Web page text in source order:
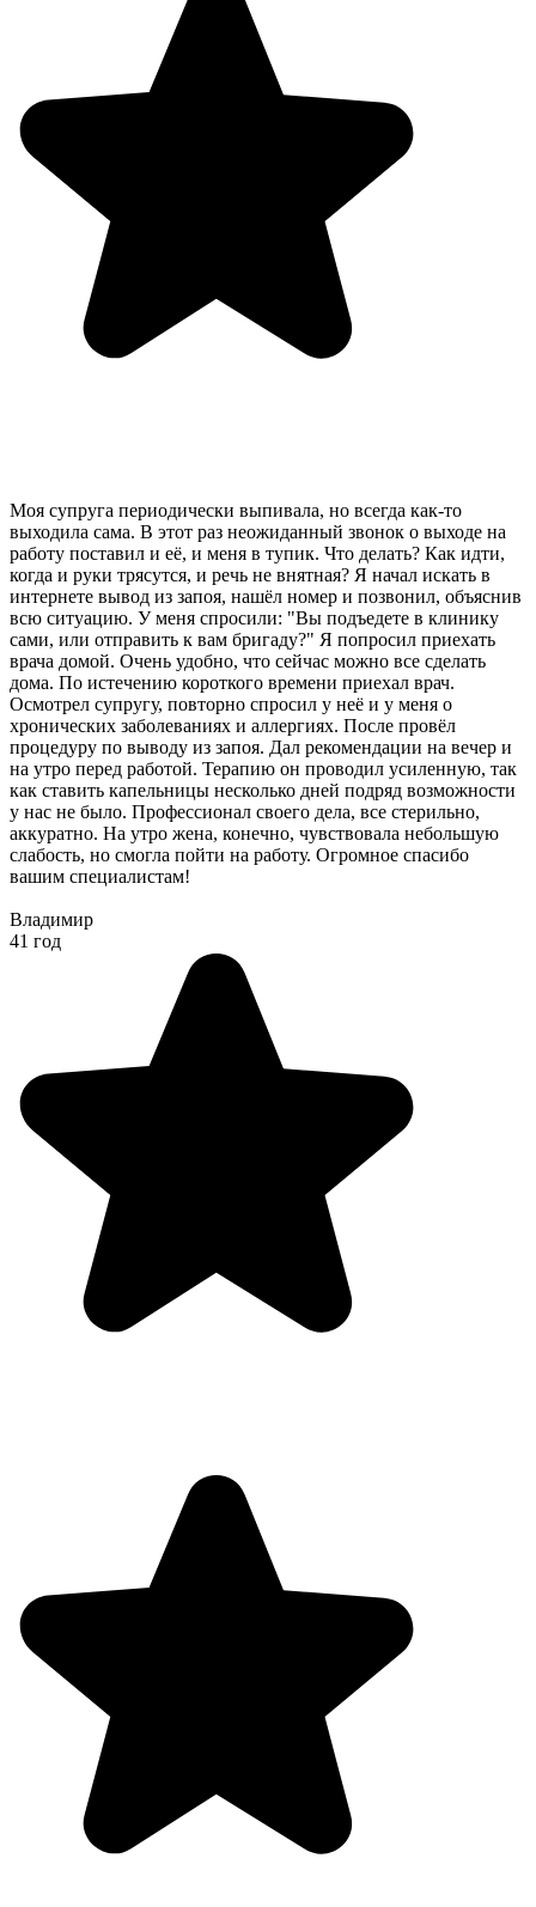
Моя супруга периодически выпивала, но всегда как-то
выходила сама. В этот раз неожиданный звонок о выходе на
работу поставил и её, и меня в тупик. Что делать? Как идти,
когда и руки трясутся, и речь не внятная? Я начал искать в
интернете вывод из запоя, нашёл номер и позвонил, объяснив
всю ситуацию. У меня спросили: "Вы подъедете в клинику
сами, или отправить к вам бригаду?" Я попросил приехать
врача домой. Очень удобно, что сейчас можно все сделать
дома. По истечению короткого времени приехал врач.
Осмотрел супругу, повторно спросил у неё и у меня о
хронических заболеваниях и аллергиях. После провёл
процедуру по выводу из запоя. Дал рекомендации на вечер и
на утро перед работой. Терапию он проводил усиленную, так
как ставить капельницы несколько дней подряд возможности
у нас не было. Профессионал своего дела, все стерильно,
аккуратно. На утро жена, конечно, чувствовала небольшую
слабость, но смогла пойти на работу. Огромное спасибо
вашим специалистам!
Владимир
41 год